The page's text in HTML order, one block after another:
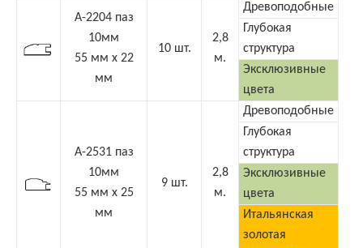
А-2204 паз
10мм
55 мм х 22
мм
10 шт.
2,8
м.
Древоподобные
Глубокая
структура
Эксклюзивные
цвета
А-2531 паз
10мм
55 мм х 25
мм
9 шт.
2,8
м.
Древоподобные
Глубокая
структура
Эксклюзивные
цвета
Итальянская
золотая